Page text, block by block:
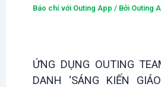
Báo chí với Outing App / Bởi Outing
ỨNG DỤNG OUTING
DANH ‘SÁNG KIẾN